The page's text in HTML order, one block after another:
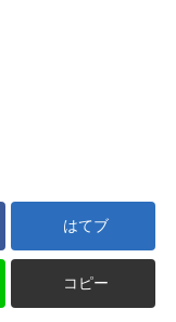
はてブ
コピー